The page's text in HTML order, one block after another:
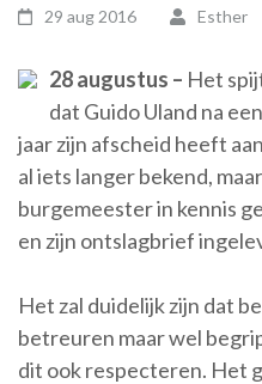
29 aug 2016 Esther
28 augustus – Het
dat Guido Uland na
jaar zijn afscheid heeft
al iets langer bekend,
burgemeester in kennis
en zijn ontslagbrief
Het zal duidelijk zijn dat
betreuren maar wel
dit ook respecteren. Het